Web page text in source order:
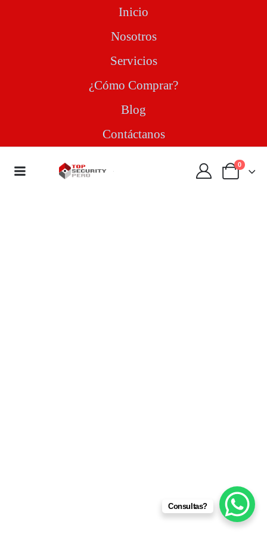
Inicio
Nosotros
Servicios
¿Cómo Comprar?
Blog
Contáctanos
0
Consultas?